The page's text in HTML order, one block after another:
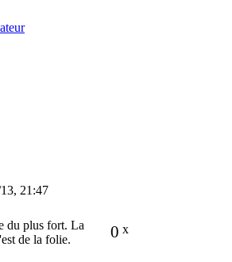
21:47
0 x
du plus fort. La
de la folie.